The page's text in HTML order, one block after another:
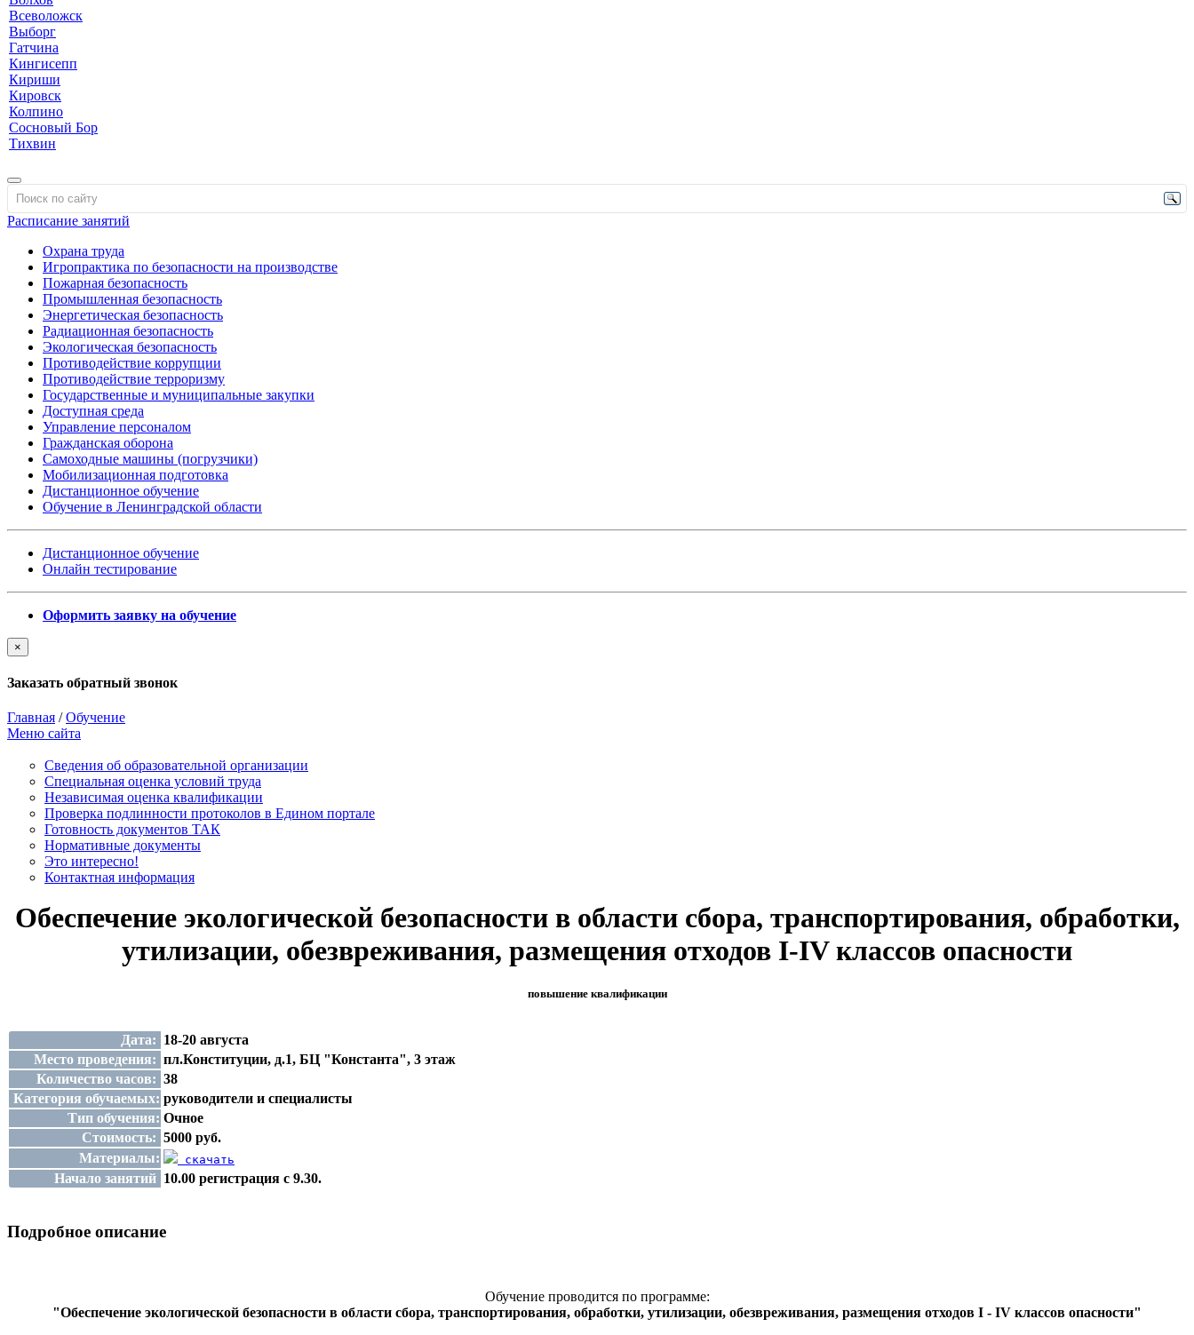
Всеволожск
Выборг
Гатчина
Кингисепп
Кириши
Кировск
Колпино
Сосновый Бор
Тихвин
Расписание занятий
Охрана труда
Игропрактика по безопасности на производстве
Пожарная безопасность
Промышленная безопасность
Энергетическая безопасность
Радиационная безопасность
Экологическая безопасность
Противодействие коррупции
Противодействие терроризму
Государственные и муниципальные закупки
Доступная среда
Управление персоналом
Гражданская оборона
Самоходные машины (погрузчики)
Мобилизационная подготовка
Дистанционное обучение
Обучение в Ленинградской области
Дистанционное обучение
Онлайн тестирование
Оформить заявку на обучение
×
Заказать обратный звонок
Главная /Обучение
Меню сайта
Сведения об образовательной организации
Cпециальная оценка условий труда
Независимая оценка квалификации
Проверка подлинности протоколов в Едином портале
Готовность документов ТАК
Нормативные документы
Это интересно!
Контактная информация
Обеспечение экологической безопасности в области сбора, транспортирования, обработки,
утилизации, обезвреживания, размещения отходов I-IV классов опасности
повышение квалификации
Дата: 18-20 августа
Место проведения: пл.Конституции, д.1, БЦ "Константа", 3 этаж
Количество часов: 38
Категория обучаемых: руководители и специалисты
Тип обучения: Очное
Стоимость: 5000 руб.
Материалы:
скачать
Начало занятий 10.00 регистрация с 9.30.
Подробное описание
Обучение проводится по программе:
"Обеспечение экологической безопасности в области сбора, транспортирования, обработки, утилизации, обезвреживания, размещения отходов I - IV классов опасности"